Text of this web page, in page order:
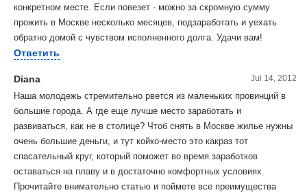
конкретном месте. Если повезет - можно за скромную сумму
прожить в Москве несколько месяцев, подзаработать и уехать
обратно домой с чувством исполненного долга. Удачи вам!
Ответить
Diana Jul 14, 2012
Наша молодежь стремительно рвется из маленьких провинций в
большие города. А где еще лучше место заработать и
развиваться, как не в столице? Чтоб снять в Москве жилье нужны
очень большие деньги, и тут койко-место это какраз тот
спасательный круг, который поможет во время заработков
оставаться на плаву и в достаточно комфортных условиях.
Прочитайте внимательно статью и поймете все преимущества